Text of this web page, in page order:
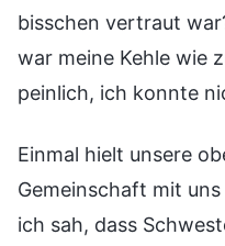
bisschen vertraut
war meine Kehle wie
peinlich, ich konnte
Einmal hielt unsere
Gemeinschaft mit
ich sah, dass